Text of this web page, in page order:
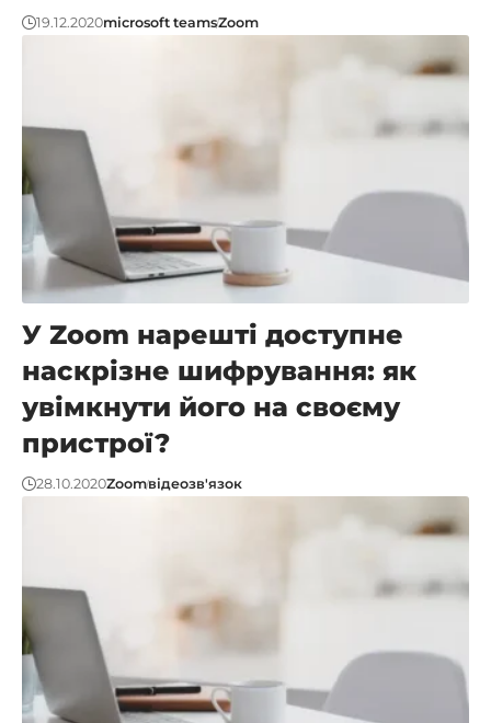
19.12.2020microsoft teamsZoom
У Zoom нарешті доступне
наскрізне шифрування: як
увімкнути його на своєму
пристрої?
28.10.2020Zoomвідеозв'язок